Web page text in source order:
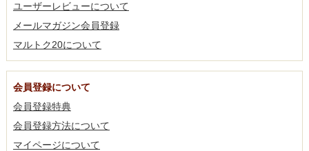
ユーザーレビューについて
メールマガジン会員登録
マルトク20について
会員登録について
会員登録特典
会員登録方法について
マイページについて